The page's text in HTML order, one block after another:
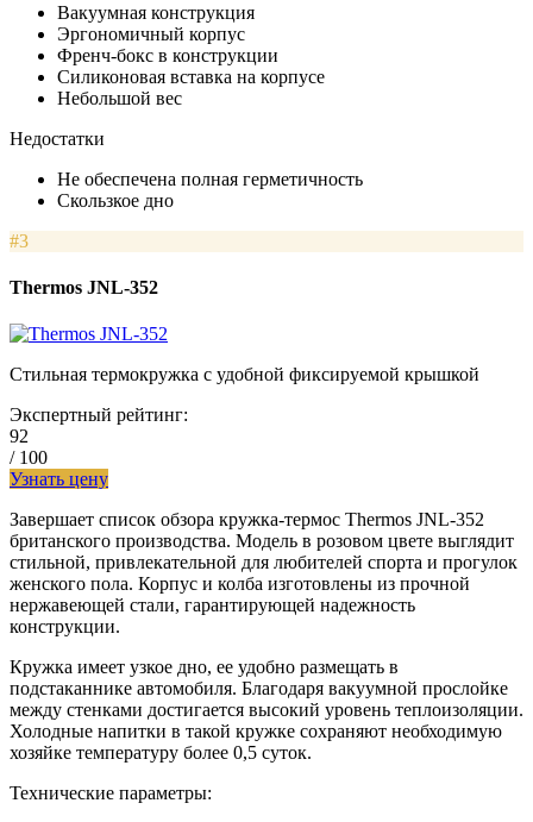
Вакуумная конструкция
Эргономичный корпус
Френч-бокс в конструкции
Силиконовая вставка на корпусе
Небольшой вес
Недостатки
Не обеспечена полная герметичность
Скользкое дно
#3
Thermos JNL-352
Стильная термокружка с удобной фиксируемой крышкой
Экспертный рейтинг:
92
/ 100
Узнать цену
Завершает список обзора кружка-термос Thermos JNL-352
британского производства. Модель в розовом цвете выглядит
стильной, привлекательной для любителей спорта и прогулок
женского пола. Корпус и колба изготовлены из прочной
нержавеющей стали, гарантирующей надежность
конструкции.
Кружка имеет узкое дно, ее удобно размещать в
подстаканнике автомобиля. Благодаря вакуумной прослойке
между стенками достигается высокий уровень теплоизоляции.
Холодные напитки в такой кружке сохраняют необходимую
хозяйке температуру более 0,5 суток.
Технические параметры: